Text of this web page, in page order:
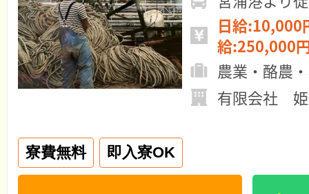
日給:10,000
給:250,000
農業・酪農
有限会社
寮費無料 即入寮OK